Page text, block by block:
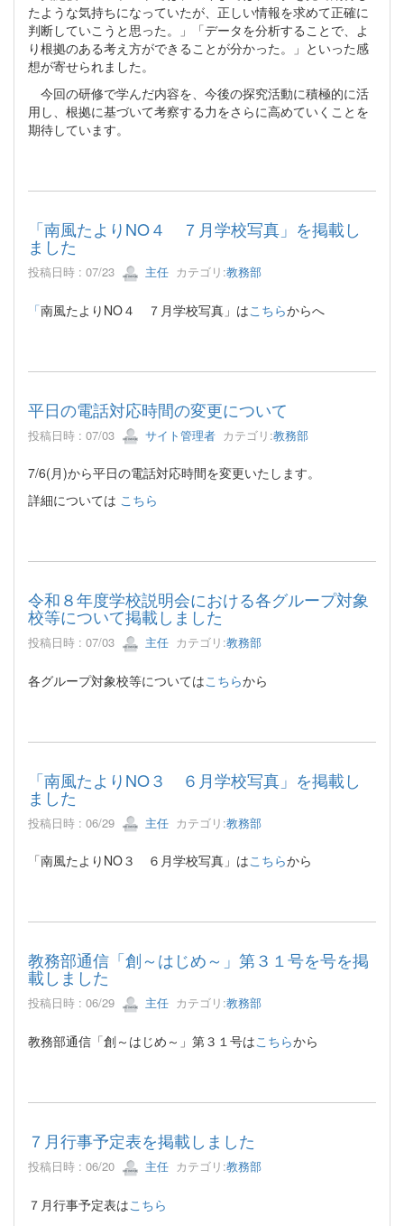
たような気持ちになっていたが、正しい情報を求めて正確に
判断していこうと思った。」「データを分析することで、よ
り根拠のある考え方ができることが分かった。」といった感
想が寄せられました。
今回の研修で学んだ内容を、今後の探究活動に積極的に活
用し、根拠に基づいて考察する力をさらに高めていくことを
期待しています。
「南風たよりNO４ ７月学校写真」を掲載し
ました
投稿日時 : 07/23 主任 カテゴリ:教務部
「南風たよりNO４ ７月学校写真」はこちらからへ
平日の電話対応時間の変更について
投稿日時 : 07/03 サイト管理者 カテゴリ:教務部
7/6(月)から平日の電話対応時間を変更いたします。
詳細については こちら
令和８年度学校説明会における各グループ対象
校等について掲載しました
投稿日時 : 07/03 主任 カテゴリ:教務部
各グループ対象校等についてはこちらから
「南風たよりNO３ ６月学校写真」を掲載し
ました
投稿日時 : 06/29 主任 カテゴリ:教務部
「南風たよりNO３ ６月学校写真」はこちらから
教務部通信「創～はじめ～」第３１号を号を掲
載しました
投稿日時 : 06/29 主任 カテゴリ:教務部
教務部通信「創～はじめ～」第３１号はこちらから
７月行事予定表を掲載しました
投稿日時 : 06/20 主任 カテゴリ:教務部
７月行事予定表はこちら